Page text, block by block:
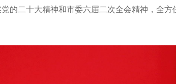
的二十大精神和市委六届二次全会精神，全